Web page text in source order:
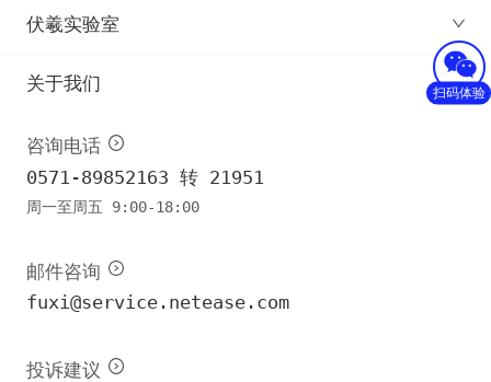
伏羲实验室
关于我们
咨询电话
0571-89852163 转 21951
周一至周五 9:00-18:00
邮件咨询
fuxi@service.netease.com
投诉建议
扫码体验